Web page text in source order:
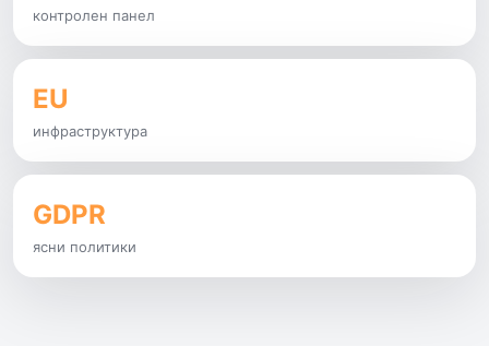
контролен панел
EU
инфраструктура
GDPR
ясни политики